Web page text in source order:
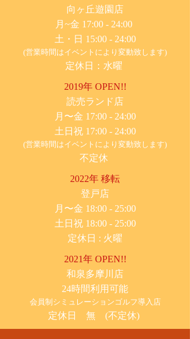
​向ヶ丘遊園店
月~金 17:00 - 24:00
土・日 15:00 - 24:00
(営業時間はイベントにより変動致します)
定休日：水曜
2019年 OPEN!!
​読売ランド店
月〜金 17:00 - 24:00
土日祝 17:00 - 24:00
(営業時間はイベントにより変動致します)
不定休
2022年 移転
​登戸店
月〜金 18:00 - 25:00
土日祝 18:00 - 25:00
​定休日 : 火曜
2021年 OPEN!!
​和泉多摩川店
24時間利用可能
​会員制シミュレーションゴルフ導入店
定休日 無 (不定休)